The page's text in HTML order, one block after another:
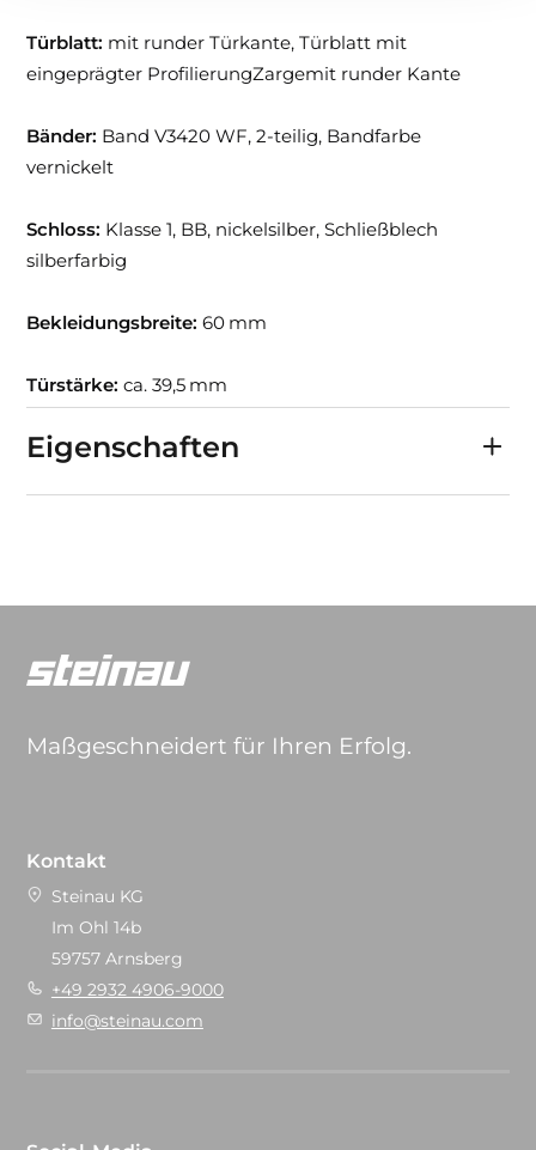
Türblatt: mit runder Türkante, Türblatt mit
eingeprägter ProfilierungZargemit runder Kante
Bänder: Band V3420 WF, 2-teilig, Bandfarbe
vernickelt
Schloss: Klasse 1, BB, nickelsilber, Schließblech
silberfarbig
Bekleidungsbreite:60 mm
Türstärke:ca. 39,5 mm
Eigenschaften
Maßgeschneidert für Ihren Erfolg.
Kontakt
Steinau KG
Im Ohl 14b
59757 Arnsberg
+49 2932 4906-9000
info@steinau.com